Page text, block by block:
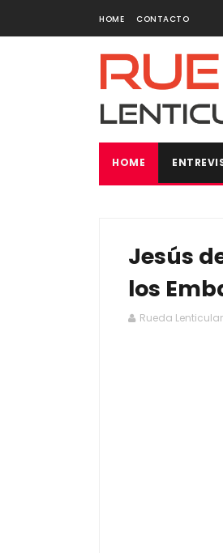
HOME CONTACTO
HOME
Jesús
los
Rueda Lenticular